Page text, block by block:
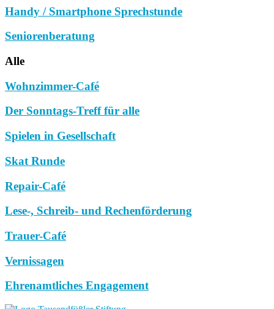
Handy / Smartphone Sprechstunde
Seniorenberatung
Alle
Wohnzimmer-Café
Der Sonntags-Treff für alle
Spielen in Gesellschaft
Skat Runde
Repair-Café
Lese-, Schreib- und Rechenförderung
Trauer-Café
Vernissagen
Ehrenamtliches Engagement